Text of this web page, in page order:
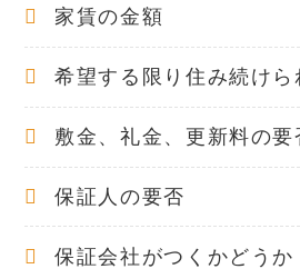
家賃の金額
希望する限り住み続けら
敷金、礼金、更新料の要
保証人の要否
保証会社がつくかどうか